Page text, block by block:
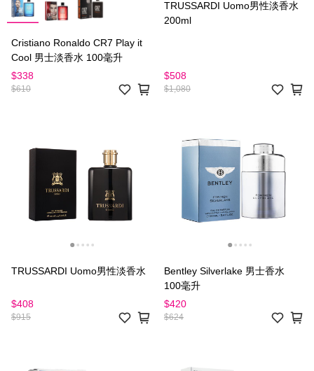
Cristiano Ronaldo CR7 Play it
Cool 男士淡香水 100毫升
$610
$338
TRUSSARDI Uomo男性淡香水
200ml
$1,080
$508
TRUSSARDI Uomo男性淡香水
$915
$408
Bentley Silverlake 男士香水
100毫升
$624
$420